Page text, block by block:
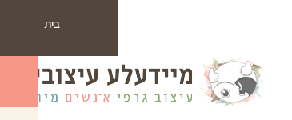
בית